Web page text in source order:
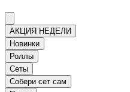
АКЦИЯ НЕДЕЛИ
Новинки
Роллы
Сеты
Собери сет сам